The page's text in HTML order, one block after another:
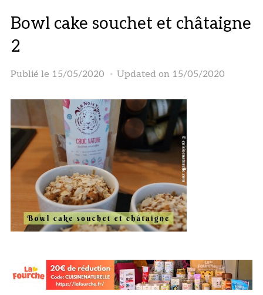
Bowl cake souchet et châtaigne
2
Publié le 15/05/2020 Updated on 15/05/2020